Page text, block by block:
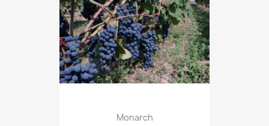
Monarch